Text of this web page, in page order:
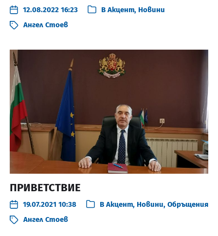
12.08.2022 16:23 В Акцент, Новини
Ангел Стоев
ПРИВЕТСТВИЕ
19.07.2021 10:38 В Акцент, Новини, Обръщения
Ангел Стоев